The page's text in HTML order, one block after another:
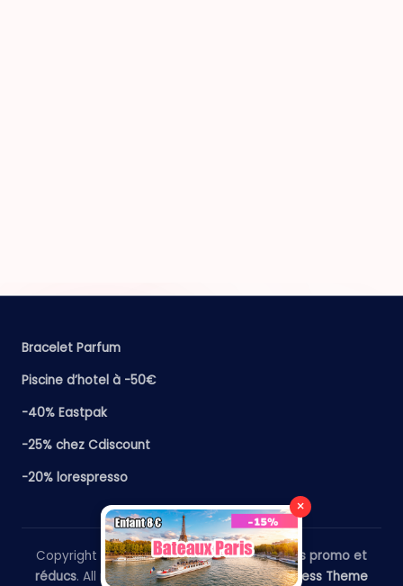
Bracelet Parfum
Piscine d’hotel à -50€
-40% Eastpak
-25% chez Cdiscount
-20% lorespresso
Copyright 2026 —
​Le Paris Guide - Codes promo et
réducs. All rights reserved.Bloghash WordPress Theme
×